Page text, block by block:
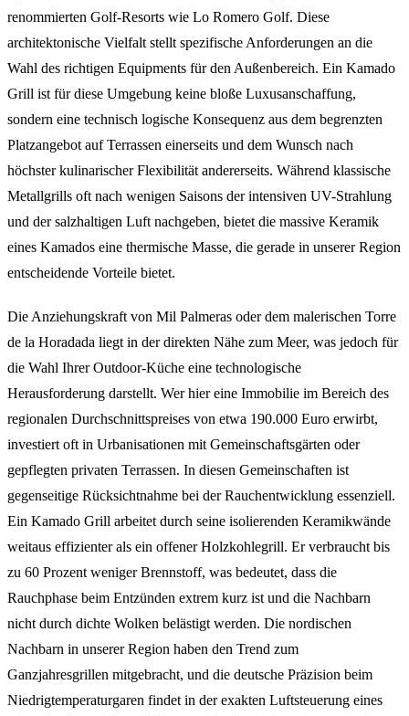
renommierten Golf-Resorts wie Lo Romero Golf. Diese
architektonische Vielfalt stellt spezifische Anforderungen an die
Wahl des richtigen Equipments für den Außenbereich. Ein Kamado
Grill ist für diese Umgebung keine bloße Luxusanschaffung,
sondern eine technisch logische Konsequenz aus dem begrenzten
Platzangebot auf Terrassen einerseits und dem Wunsch nach
höchster kulinarischer Flexibilität andererseits. Während klassische
Metallgrills oft nach wenigen Saisons der intensiven UV-Strahlung
und der salzhaltigen Luft nachgeben, bietet die massive Keramik
eines Kamados eine thermische Masse, die gerade in unserer Region
entscheidende Vorteile bietet.
Die Anziehungskraft von Mil Palmeras oder dem malerischen Torre
de la Horadada liegt in der direkten Nähe zum Meer, was jedoch für
die Wahl Ihrer Outdoor-Küche eine technologische
Herausforderung darstellt. Wer hier eine Immobilie im Bereich des
regionalen Durchschnittspreises von etwa 190.000 Euro erwirbt,
investiert oft in Urbanisationen mit Gemeinschaftsgärten oder
gepflegten privaten Terrassen. In diesen Gemeinschaften ist
gegenseitige Rücksichtnahme bei der Rauchentwicklung essenziell.
Ein Kamado Grill arbeitet durch seine isolierenden Keramikwände
weitaus effizienter als ein offener Holzkohlegrill. Er verbraucht bis
zu 60 Prozent weniger Brennstoff, was bedeutet, dass die
Rauchphase beim Entzünden extrem kurz ist und die Nachbarn
nicht durch dichte Wolken belästigt werden. Die nordischen
Nachbarn in unserer Region haben den Trend zum
Ganzjahresgrillen mitgebracht, und die deutsche Präzision beim
Niedrigtemperaturgaren findet in der exakten Luftsteuerung eines